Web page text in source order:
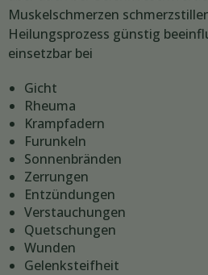
Muskelschmerzen
Heilungsprozess günstig
einsetzbar bei
Gicht
Rheuma
Krampfadern
Furunkeln
Sonnenbränden
Zerrungen
Entzündungen
Verstauchungen
Quetschungen
Wunden
Gelenksteifheit